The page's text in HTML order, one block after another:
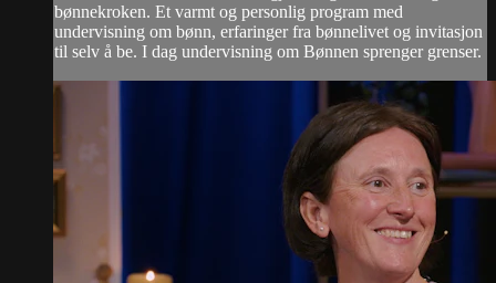
bønnekroken. Et varmt og personlig program med
undervisning om bønn, erfaringer fra bønnelivet og invitasjon
til selv å be. I dag undervisning om Bønnen sprenger grenser.